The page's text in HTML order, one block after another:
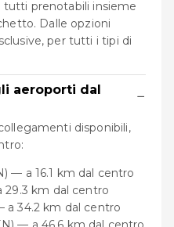
prenotabili insieme
Dalle opzioni
per tutti i tipi di
aeroporti dal
−
disponibili,
— a 16.1 km dal centro
29.3 km dal centro
a 34.2 km dal centro